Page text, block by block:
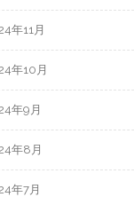
年11月
年10月
年9月
年8月
年7月